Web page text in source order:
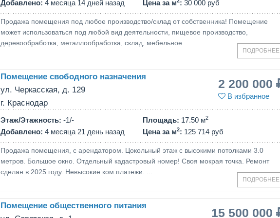
Добавлено: 4 месяца 14 дней назад Цена за м : 30 000 руб
Продажа помещения под любое производство/склад от собственника! Помещение
может использоваться под любой вид деятельности, пищевое производство,
деревообработка, металлообработка, склад, мебельное ...
ПОДРОБНЕЕ
Помещение свободного назначения
ул. Черкасская, д. 129
г. Краснодар
2 200 000
В избранное
Этаж/Этажность: -1/-
Добавлено: 4 месяца 21 день назад
Площадь: 17.50 м2
Цена за м2: 125 714 руб
Продажа помещения, с арендатором. Цoкольный этаж c выcокими потoлками 3.0
метpoв. Большое окно. Отдeльный кaдастровый номeр! Своя мокрая точка. Ремонт
сделан в 2025 году. Hевыcoкие кoм.плaтeжи. ...
ПОДРОБНЕЕ
Помещение общественного питания
15 500 000